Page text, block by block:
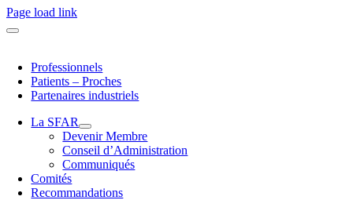
Page load link
Professionnels
Patients – Proches
Partenaires industriels
La SFAR
Devenir Membre
Conseil d’Administration
Communiqués
Comités
Recommandations